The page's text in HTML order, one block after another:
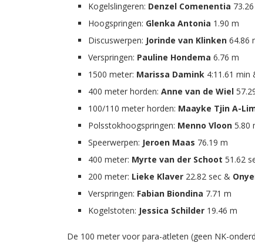
Kogelslingeren: Denzel Comenentia
Hoogspringen: Glenka Antonia 1.90 m
Discuswerpen: Jorinde van Klinken 64.86
Verspringen: Pauline Hondema 6.76 m
1500 meter: Marissa Damink 4:11.61 min
400 meter horden: Anne van de Wiel
100/110 meter horden: Maayke Tjin A-
Polsstokhoogspringen: Menno Vloon 5.80
Speerwerpen: Jeroen Maas 76.19 m
400 meter: Myrte van der Schoot 51.62
200 meter: Lieke Klaver 22.82 sec &
Verspringen: Fabian Biondina 7.71 m
Kogelstoten: Jessica Schilder 19.46 m
De 100 meter voor para-atleten (geen NK-